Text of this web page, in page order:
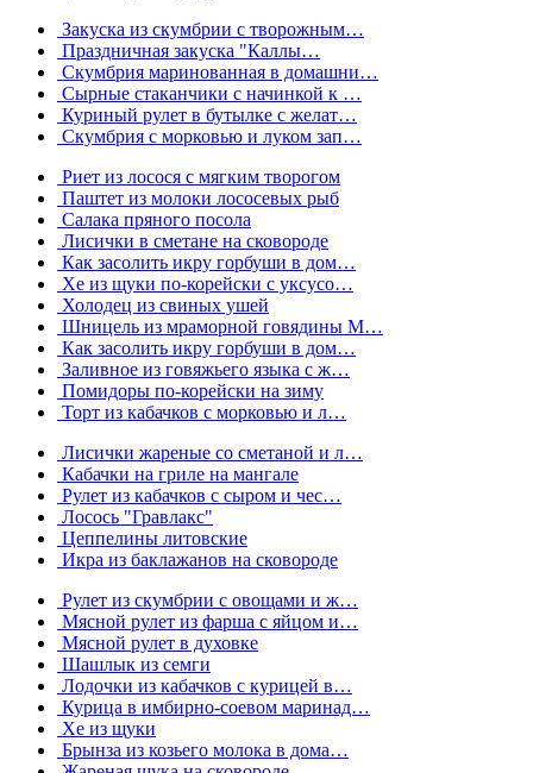
Закуска из скумбрии с творожным…
Праздничная закуска "Каллы…
Скумбрия маринованная в домашни…
Сырные стаканчики с начинкой к …
Куриный рулет в бутылке с желат…
Скумбрия с морковью и луком зап…
Риет из лосося с мягким творогом
Паштет из молоки лососевых рыб
Салака пряного посола
Лисички в сметане на сковороде
Как засолить икру горбуши в дом…
Хе из щуки по-корейски с уксусо…
Холодец из свиных ушей
Шницель из мраморной говядины М…
Как засолить икру горбуши в дом…
Заливное из говяжьего языка с ж…
Помидоры по-корейски на зиму
Торт из кабачков с морковью и л…
Лисички жареные со сметаной и л…
Кабачки на гриле на мангале
Рулет из кабачков с сыром и чес…
Лосось "Гравлакс"
Цеппелины литовские
Икра из баклажанов на сковороде
Рулет из скумбрии с овощами и ж…
Мясной рулет из фарша с яйцом и…
Мясной рулет в духовке
Шашлык из семги
Лодочки из кабачков с курицей в…
Курица в имбирно-соевом маринад…
Хе из щуки
Брынза из козьего молока в дома…